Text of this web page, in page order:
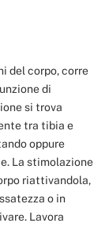
del corpo, corre
di
si trova
tra tibia e
oppure
La stimolazione
riattivandola,
o in
Lavora